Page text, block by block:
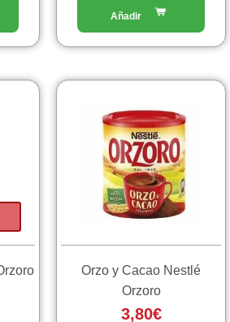
Orzo y Cacao Nestlé
Orzoro
3,80€